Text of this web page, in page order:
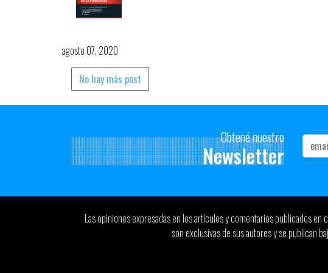
agosto 07, 2020
No hay más post
Obtené nuestro
Newsletter
Las opiniones expresadas en los artículos y comentarios publicados
son exclusivas de sus autores y se publican